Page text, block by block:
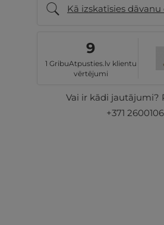
Kā izskatīsies dāvanu
9
1 GribuAtpusties.lv klientu
vērtējumi
Vai ir kādi jautājumi?
+371